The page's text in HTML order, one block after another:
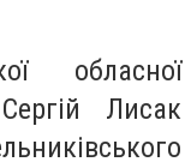
обласної
Сергій Лисак